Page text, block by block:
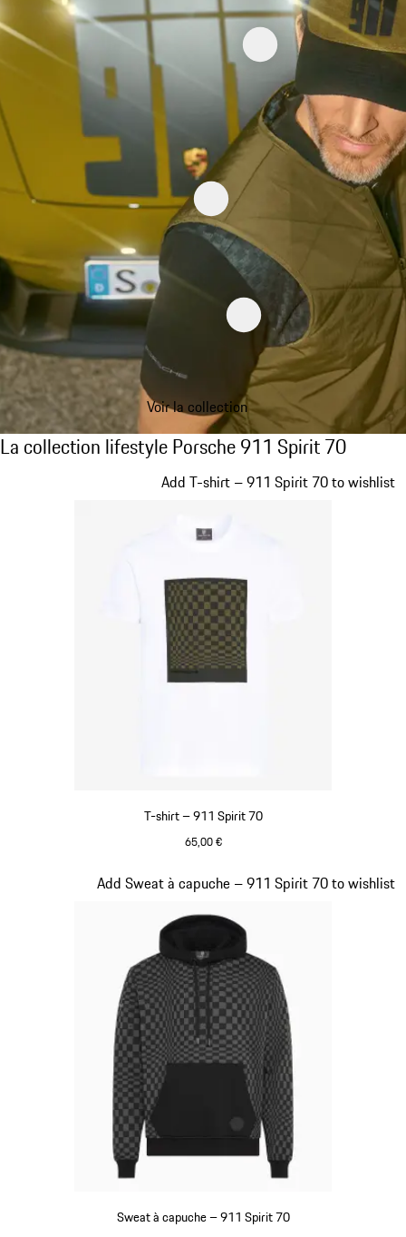
Voir la collection
La collection lifestyle Porsche 911 Spirit 70
La collection lifestyle Porsche 911 Spirit 70
T-shirt – 911 Spirit 70
65,00 €
Add T-shirt – 911 Spirit 70 to wishlist
Sweat à capuche – 911 Spirit 70
Add Sweat à capuche – 911 Spirit 70 to wishlist
Diapositive 2 sur 20